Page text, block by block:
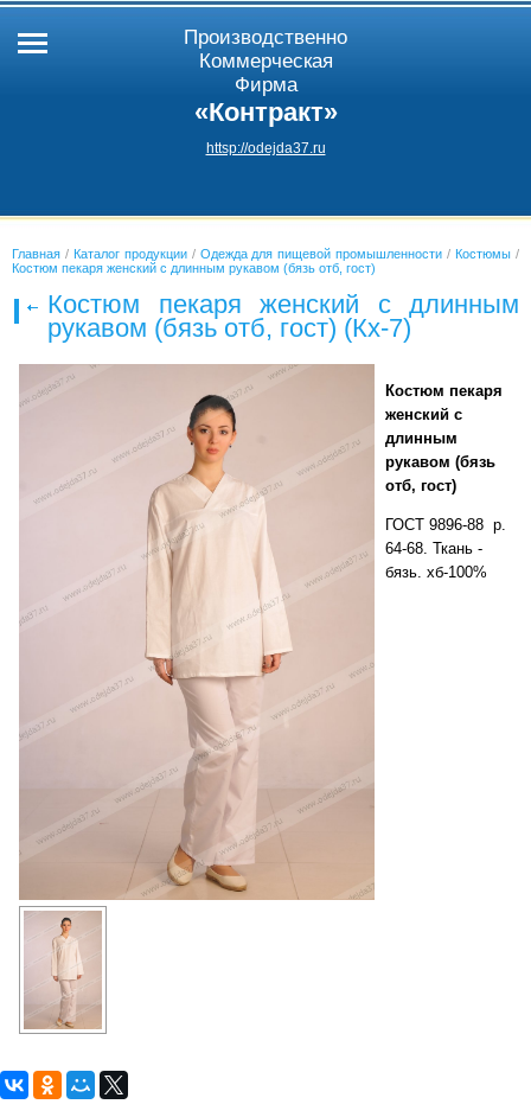
Производственно
Коммерческая
Фирма
«Контракт»
httsp://odejda37.ru
Главная / Каталог продукции/ Одежда для пищевой промышленности / Костюмы /
Костюм пекаря женский с длинным рукавом (бязь отб, гост)
Костюм пекаря женский с длинным
рукавом (бязь отб, гост) (Кх-7)
Костюм пекаря
женский с
длинным
рукавом (бязь
отб, гост)
ГОСТ 9896-88 р.
64-68. Ткань -
бязь. хб-100%